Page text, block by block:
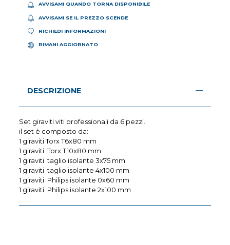
AVVISAMI QUANDO TORNA DISPONIBILE
AVVISAMI SE IL PREZZO SCENDE
RICHIEDI INFORMAZIONI
RIMANI AGGIORNATO
DESCRIZIONE
Set giraviti viti professionali da 6 pezzi.
il set è composto da:
1 giraviti Torx T6x80 mm
1 giraviti Torx T10x80 mm
1 giraviti taglio isolante 3x75 mm
1 giraviti taglio isolante 4x100 mm
1 giraviti Philips isolante 0x60 mm
1 giraviti Philips isolante 2x100 mm